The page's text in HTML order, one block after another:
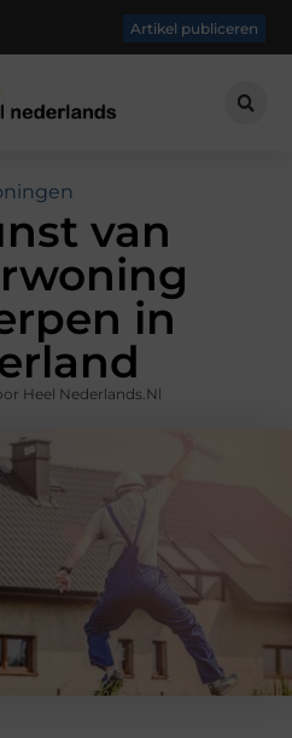
Artikel publiceren
van
in
Heel Nederlands.nl